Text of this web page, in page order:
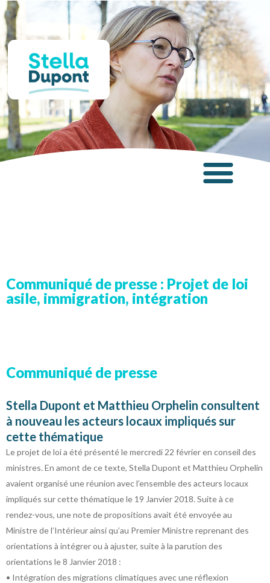
Panneau de gestion des cookies
Communiqué de presse : Projet de loi
asile, immigration, intégration
Communiqué de presse
Stella Dupont et Matthieu Orphelin consultent
à nouveau les acteurs locaux impliqués sur
cette thématique
Le projet de loi a été présenté le mercredi 22 février en conseil des
ministres. En amont de ce texte, Stella Dupont et Matthieu Orphelin
avaient organisé une réunion avec l’ensemble des acteurs locaux
impliqués sur cette thématique le 19 Janvier 2018. Suite à ce
rendez-vous, une note de propositions avait été envoyée au
Ministre de l’Intérieur ainsi qu’au Premier Ministre reprenant des
orientations à intégrer ou à ajuster, suite à la parution des
orientations le 8 Janvier 2018 :
• Intégration des migrations climatiques avec une réflexion